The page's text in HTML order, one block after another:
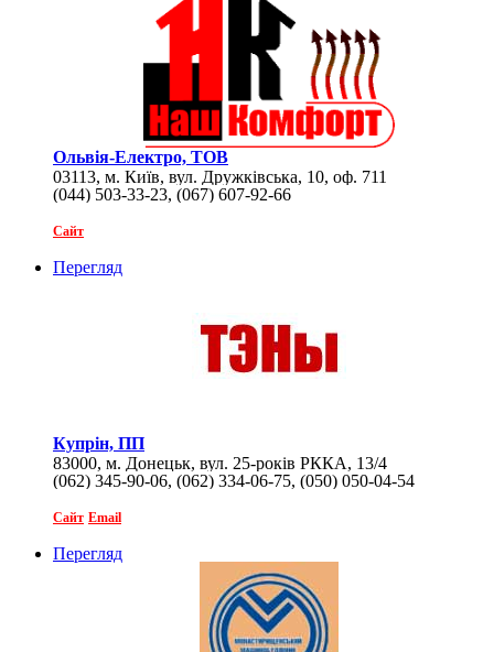
Ольвія-Електро, ТОВ
03113, м. Київ, вул. Дружківська, 10, оф. 711
(044) 503-33-23, (067) 607-92-66
Сайт
Перегляд
Купрін, ПП
83000, м. Донецьк, вул. 25-років РККА, 13/4
(062) 345-90-06, (062) 334-06-75, (050) 050-04-54
Сайт Email
Перегляд